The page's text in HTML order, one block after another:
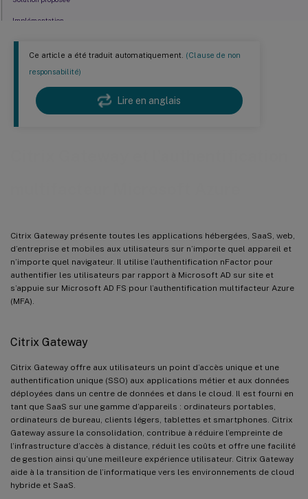
Ce article a été traduit automatiquement. (Clause de non
responsabilité)
Lire en anglais
Citrix Gateway présente toutes les applications hébergées, SaaS, web,
d’entreprise et mobiles aux utilisateurs sur n’importe quel appareil et
n’importe quel navigateur. Il utilise l’authentification nFactor pour
authentifier les utilisateurs par rapport à Microsoft AD sur site et
s’appuie sur Microsoft AD FS pour l’authentification multifacteur Azure
(MFA).
Citrix Gateway
Citrix Gateway offre aux utilisateurs un point d’accès unique et une
authentification unique (SSO) aux applications métier et aux données
déployées dans un centre de données et dans le cloud. Il est fourni en
tant que SaaS sur une gamme d’appareils : ordinateurs portables,
ordinateurs de bureau, clients légers, tablettes et smartphones. Citrix
Gateway assure la consolidation, contribue à réduire l’empreinte de
l’infrastructure d’accès à distance, réduit les coûts et offre une facilité
de gestion ainsi qu’une meilleure expérience utilisateur. Citrix Gateway
aide à la transition de l’informatique vers les environnements de cloud
hybride et SaaS.
Implémentation
Fichier XML de schéma de connexion